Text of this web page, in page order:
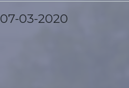
07-03-2020